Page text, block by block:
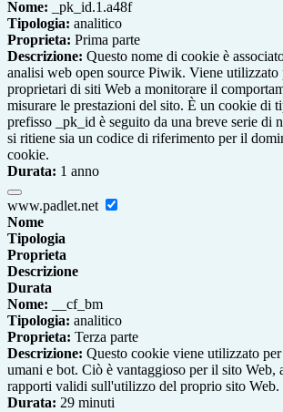
Nome: _pk_id.1.a48f
Tipologia: analitico
Proprieta: Prima parte
Descrizione: Questo nome di cookie è
analisi web open source Piwik. Viene utilizzato
proprietari di siti Web a monitorare il
misurare le prestazioni del sito. È un cookie di
prefisso _pk_id è seguito da una breve serie di
si ritiene sia un codice di riferimento per il
cookie.
Durata: 1 anno
www.padlet.net
Nome
Tipologia
Proprieta
Descrizione
Durata
Nome: __cf_bm
Tipologia: analitico
Proprieta: Terza parte
Descrizione: Questo cookie viene utilizzato
umani e bot. Ciò è vantaggioso per il sito Web,
rapporti validi sull'utilizzo del proprio sito Web.
Durata: 29 minuti